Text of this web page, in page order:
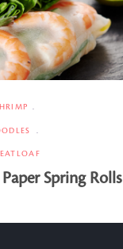
Spring Rolls